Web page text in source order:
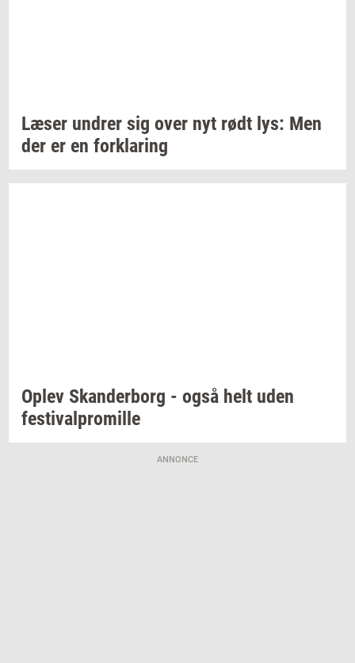
Læser un­drer sig over nyt rødt lys: Men
der er en for­kla­ring
Oplev Skan­der­borg - også helt uden
festi­val­pro­mil­le
ANNONCE